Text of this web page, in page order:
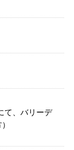
て、バリーデ